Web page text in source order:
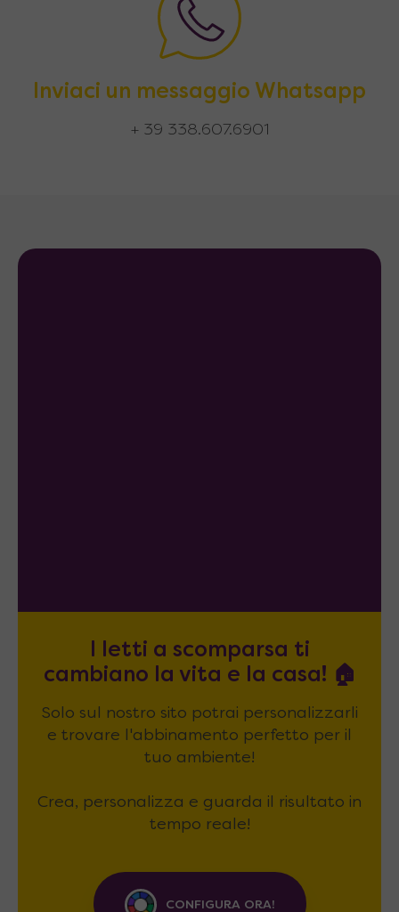
Inviaci un messaggio Whatsapp
+ 39 338.607.6901
I letti a scomparsa ti
cambiano la vita e la casa! 🏠
Solo sul nostro sito potrai personalizzarli
e trovare l'abbinamento perfetto per il
tuo ambiente!
Crea, personalizza e guarda il risultato in
tempo reale!
CONFIGURA ORA!